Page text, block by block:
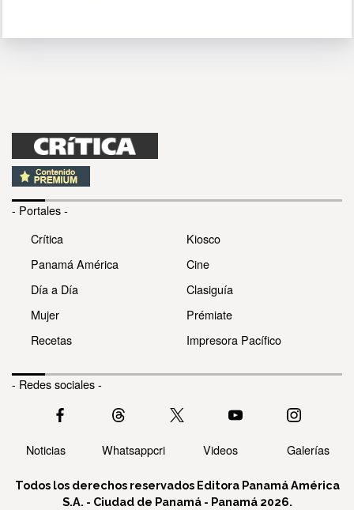
- Portales -
Crítica
Panamá América
Día a Día
Mujer
Recetas
Kiosco
Cine
Clasiguía
Prémiate
Impresora Pacífico
- Redes sociales -
Noticias Whatsappcri Videos Galerías
Todos los derechos reservados Editora Panamá América
S.A. - Ciudad de Panamá - Panamá 2026.